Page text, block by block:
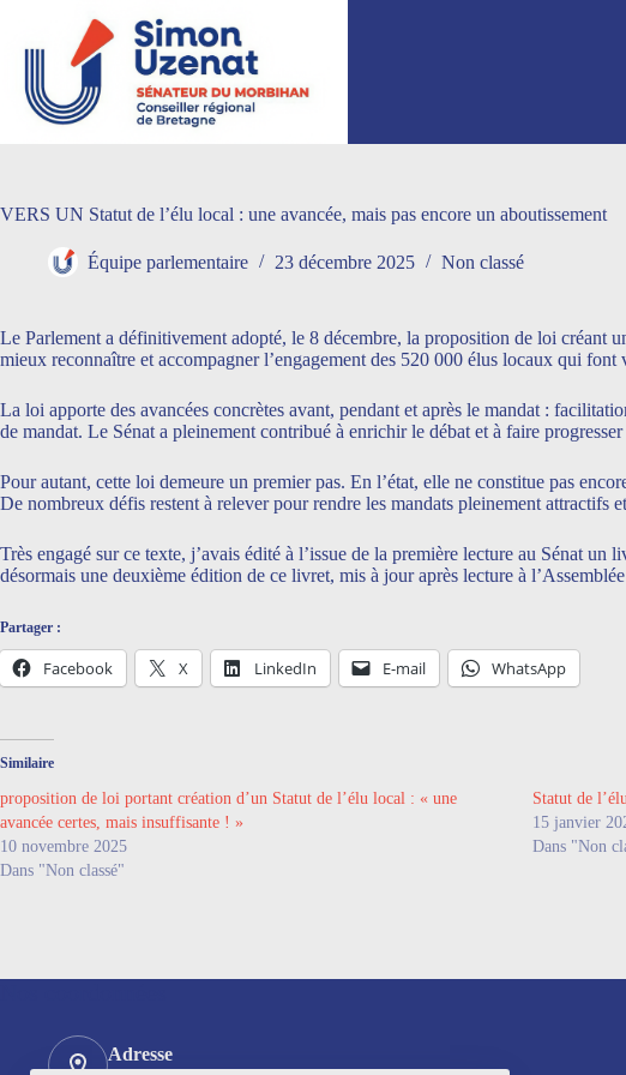
contenu
VERS UN Statut de l’élu local : une avancée, mais pas encore un aboutissement
Équipe parlementaire 23 décembre 2025 Non classé
Le Parlement a définitivement adopté, le 8 décembre, la proposition de loi créant
mieux reconnaître et accompagner l’engagement des 520 000 élus locaux qui
La loi apporte des avancées concrètes avant, pendant et après le mandat :
de mandat. Le Sénat a pleinement contribué à enrichir le débat et à faire progresser
Pour autant, cette loi demeure un premier pas. En l’état, elle ne constitue pas
De nombreux défis restent à relever pour rendre les mandats pleinement attractifs
Très engagé sur ce texte, j’avais édité à l’issue de la première lecture au Sénat
désormais une deuxième édition de ce livret, mis à jour après lecture à
Partager :
Facebook X LinkedIn E-mail WhatsApp
Similaire
proposition de loi portant création d’un Statut de l’élu local : « une
avancée certes, mais insuffisante ! »
10 novembre 2025
Dans "Non classé"
Statut de
15 janvier
Dans "Non
Adresse